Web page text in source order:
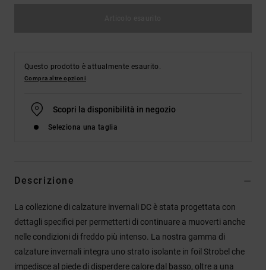
Questo prodotto è attualmente esaurito.
Compra altre opzioni
Scopri la disponibilità in negozio
Seleziona una taglia
Descrizione
La collezione di calzature invernali DC è stata progettata con
dettagli specifici per permetterti di continuare a muoverti anche
nelle condizioni di freddo più intenso. La nostra gamma di
calzature invernali integra uno strato isolante in foil Strobel che
impedisce al piede di disperdere calore dal basso, oltre a una